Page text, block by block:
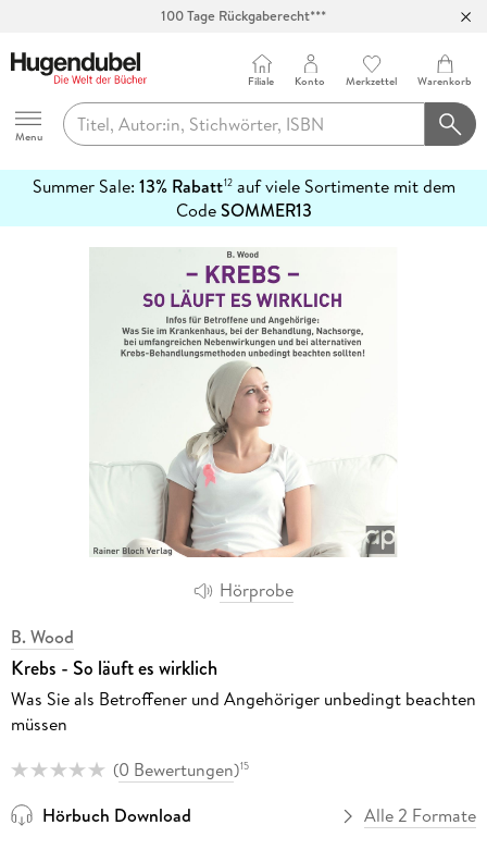
100 Tage Rückgaberecht***
Hugendubel
Menu
Filiale Konto Merkzettel Warenkorb
Summer Sale: 13% Rabatt12auf viele Sortimente mit dem
CodeSOMMER13
erfahren
Hörprobe
B. Wood
Krebs - So läuft es wirklich
Was Sie als Betroffener und Angehöriger unbedingt beachten
müssen
(0 Bewertungen)15
Hörbuch Download Alle 2 Formate